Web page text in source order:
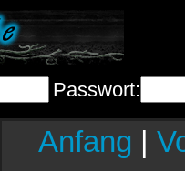
Passwort:
Anfang |